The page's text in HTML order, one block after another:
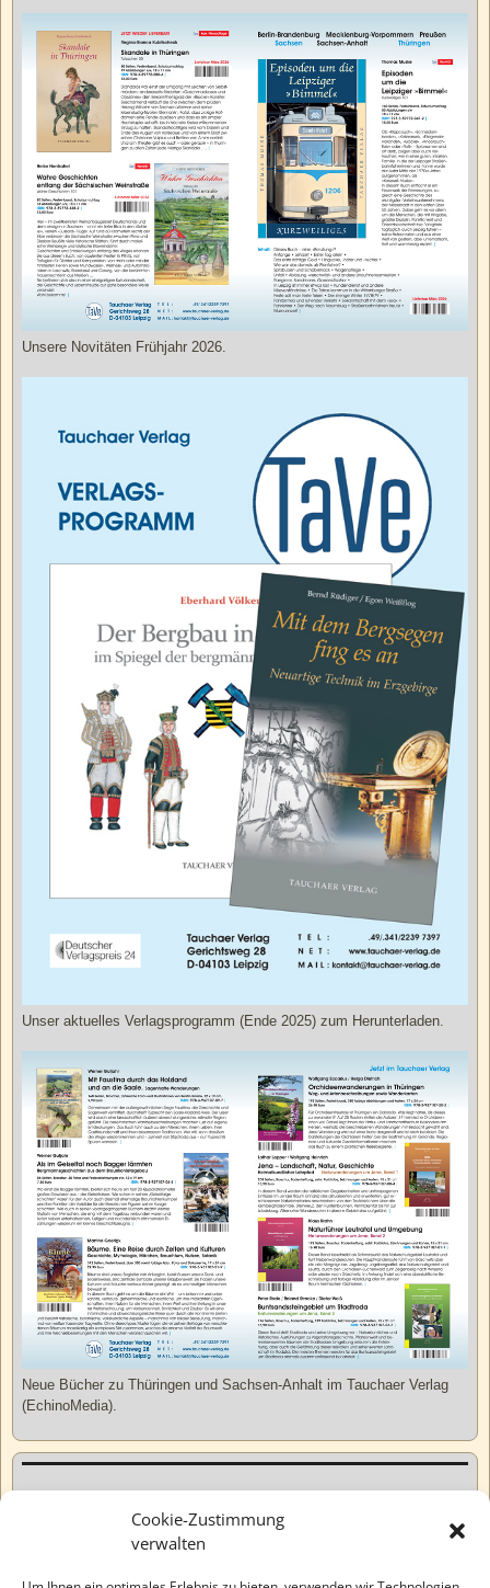
Cookie-Zustimmung
verwalten
Unsere Novitäten Frühjahr 2026.
Unser aktuelles Verlagsprogramm (Ende 2025) zum Herunterladen.
Neue Bücher zu Thüringen und Sachsen-Anhalt im Tauchaer Verlag
(EchinoMedia).